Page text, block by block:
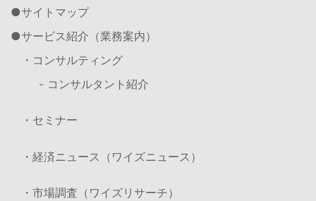
サイトマップ
サービス紹介（業務案内）
・コンサルティング
- コンサルタント紹介
・セミナー
・経済ニュース（ワイズニュース）
・市場調査（ワイズリサーチ）